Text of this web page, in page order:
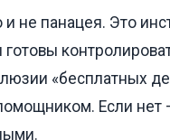
и не панацея. Это
«бесплатных
Если нет